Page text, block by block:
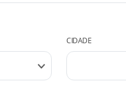
CIDADE